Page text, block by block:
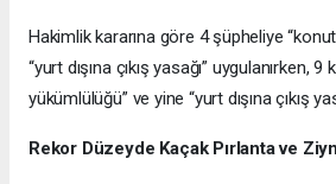
Hakimlik kararına göre 4 şüpheliye
“yurt dışına çıkış yasağı” uygulanırken,
yükümlülüğü” ve yine “yurt dışına çıkış
Rekor Düzeyde Kaçak Pırlanta ve